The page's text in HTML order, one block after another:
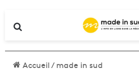
Accueil/made in sud